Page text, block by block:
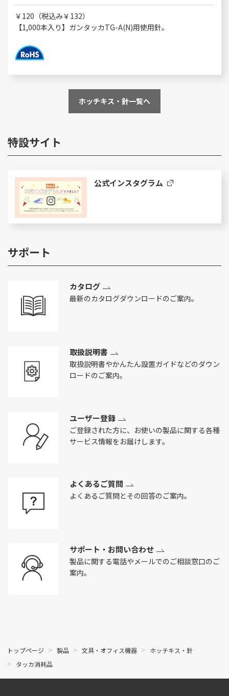
￥120（税込み￥132）
【1,000本入り】ガンタッカTG-A(N)用使用針。
ホッチキス・針一覧へ
特設サイト
公式インスタグラム
サポート
カタログ
最新のカタログダウンロードのご案内。
取扱説明書
取扱説明書やかんたん設置ガイドなどのダウン
ロードのご案内。
ユーザー登録
ご登録された方に、お使いの製品に関する各種
サービス情報をお届けします。
よくあるご質問
よくあるご質問とその回答のご案内。
サポート・お問い合わせ
製品に関する電話やメールでのご相談窓口のご
案内。
トップページ 製品 文具・オフィス機器
ホッチキス・針
タッカ消耗品